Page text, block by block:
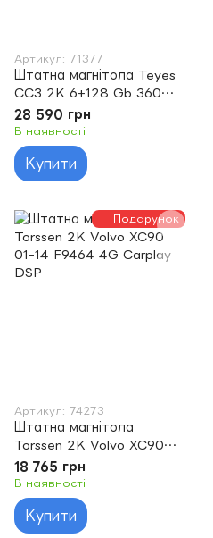
Артикул: 71377
Штатна магнітола Teyes
CC3 2K 6+128 Gb 360°
Volvo XC60 I 1 2008-2013
9"
28 590 грн
В наявності
Купити
Подарунок
Артикул: 74273
Штатна магнітола
Torssen 2K Volvo XC90
01-14 F9464 4G Carplay
DSP
18 765 грн
В наявності
Купити